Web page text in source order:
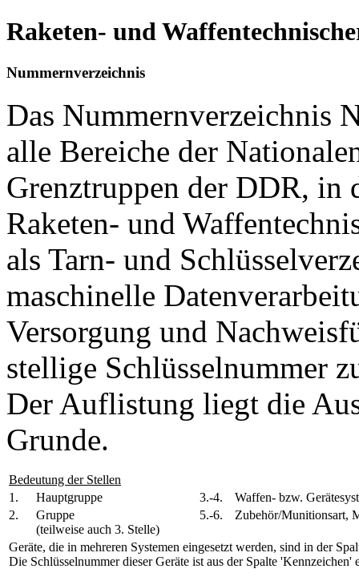
Raketen- und
Nummernverzeichnis
Das Nummernverzeichnis
alle Bereiche der
Grenztruppen der DDR, in
Raketen- und
als Tarn- und
maschinelle
Versorgung und
stellige Schlüsselnummer
Der Auflistung liegt die
Grunde.
Bedeutung der Stellen
1.
Hauptgruppe 3.-4.
Waffen- bzw.
2.
Gruppe
(teilweise auch 3. Stelle)
5.-6. Zubehör/Munitionsart,
Geräte, die in mehreren Systemen eingesetzt werden, sind in der
Die Schlüsselnummer dieser Geräte ist aus der Spalte 'Kennzeichen'